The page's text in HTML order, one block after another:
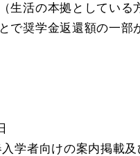
生活の本拠としている
で奨学金返還額の一部
学者向けの案内掲載及